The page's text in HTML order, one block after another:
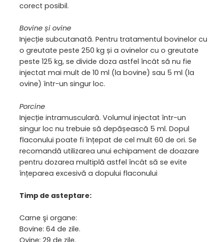
corect posibil.
Bovine și ovine
Injecție subcutanată. Pentru tratamentul bovinelor cu
o greutate peste 250 kg și a ovinelor cu o greutate
peste 125 kg, se divide doza astfel încât să nu fie
injectat mai mult de 10 ml (la bovine) sau 5 ml (la
ovine) într-un singur loc.
Porcine
Injecție intramusculară. Volumul injectat într-un
singur loc nu trebuie să depășească 5 ml. Dopul
flaconului poate fi înțepat de cel mult 60 de ori. Se
recomandă utilizarea unui echipament de doazare
pentru dozarea multiplă astfel încât să se evite
înțeparea excesivă a dopului flaconului
Timp de asteptare:
Carne şi organe:
Bovine: 64 de zile.